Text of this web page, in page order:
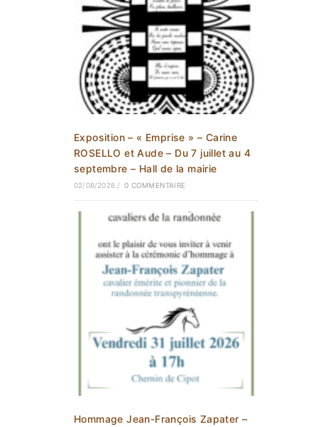
Exposition – « Emprise » – Carine
ROSELLO et Aude – Du 7 juillet au 4
septembre – Hall de la mairie
02/08/2026 / 0 COMMENTAIRE
Hommage Jean-François Zapater –